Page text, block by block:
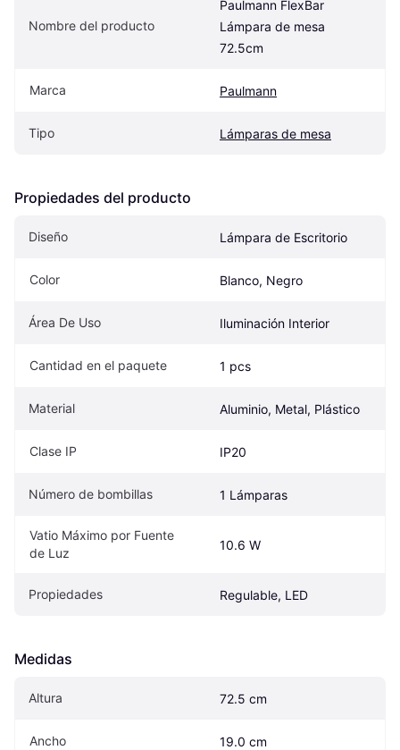
Nombre del producto
Paulmann FlexBar
Lámpara de mesa
72.5cm
Marca Paulmann
Tipo Lámparas de mesa
Propiedades del producto
Diseño Lámpara de Escritorio
Color Blanco, Negro
Área De Uso Iluminación Interior
Cantidad en el paquete 1 pcs
Material Aluminio, Metal, Plástico
Clase IP IP20
Número de bombillas 1 Lámparas
Vatio Máximo por Fuente
de Luz
10.6 W
Propiedades Regulable, LED
Medidas
Altura 72.5 cm
Ancho 19.0 cm